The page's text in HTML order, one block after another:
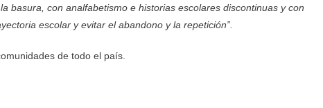
basura, con analfabetismo e historias escolares discontinuas y con
escolar y evitar el abandono y la repetición”.
de todo el país.